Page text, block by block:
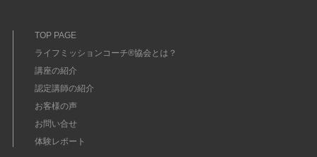
TOP PAGE
ライフミッションコーチ®協会とは？
講座の紹介
認定講師の紹介
お客様の声
お問い合せ
体験レポート